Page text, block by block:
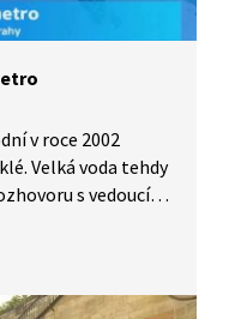
v roce 2002
Velká voda tehdy
s vedoucím
městě, jaké
odstraňovaly